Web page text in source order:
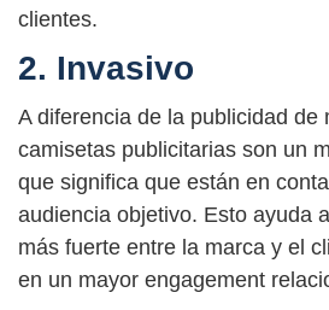
clientes.
2. Invasivo
A diferencia de la publicidad de
camisetas publicitarias son un
que significa que están en
audiencia objetivo. Esto ayuda
más fuerte entre la marca y el
en un mayor engagement